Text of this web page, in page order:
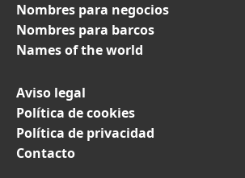
Nombres para negocios
Nombres para barcos
Names of the world
Aviso legal
Política de cookies
Política de privacidad
Contacto